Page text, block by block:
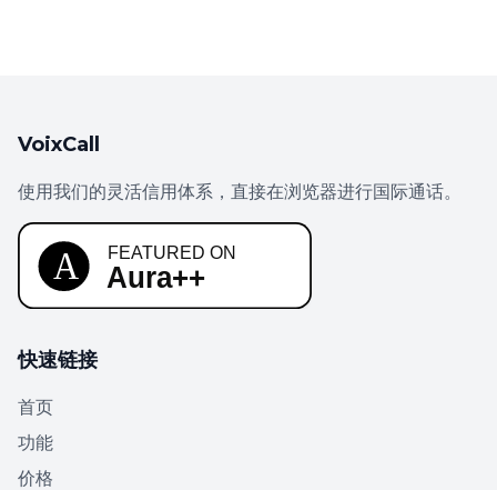
VoixCall
使用我们的灵活信用体系，直接在浏览器进行国际通话。
快速链接
首页
功能
价格